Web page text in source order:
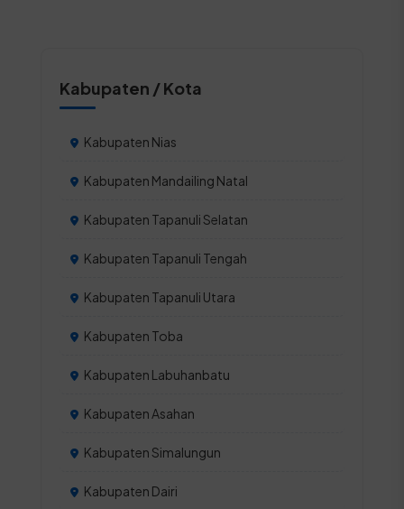
Kabupaten / Kota
Kabupaten Nias
Kabupaten Mandailing Natal
Kabupaten Tapanuli Selatan
Kabupaten Tapanuli Tengah
Kabupaten Tapanuli Utara
Kabupaten Toba
Kabupaten Labuhanbatu
Kabupaten Asahan
Kabupaten Simalungun
Kabupaten Dairi